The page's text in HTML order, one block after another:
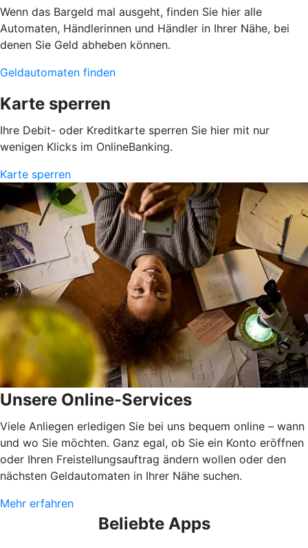
Wenn das Bargeld mal ausgeht, finden Sie hier alle
Automaten, Händlerinnen und Händler in Ihrer Nähe, bei
denen Sie Geld abheben können.
Geldautomaten finden
Karte sperren
Ihre Debit- oder Kreditkarte sperren Sie hier mit nur
wenigen Klicks im OnlineBanking.
Karte sperren
Unsere Online-Services
Viele Anliegen erledigen Sie bei uns bequem online – wann
und wo Sie möchten. Ganz egal, ob Sie ein Konto eröffnen
oder Ihren Freistellungsauftrag ändern wollen oder den
nächsten Geldautomaten in Ihrer Nähe suchen.
Mehr erfahren
Beliebte Apps